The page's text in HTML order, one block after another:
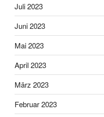
Juli 2023
Juni 2023
Mai 2023
April 2023
März 2023
Februar 2023